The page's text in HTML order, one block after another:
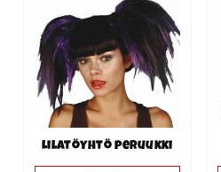
Lilatöyhtö peruukki